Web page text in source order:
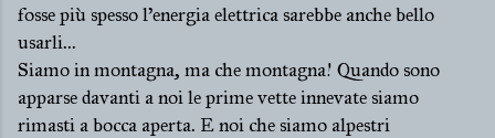
fosse più spesso l'energia elettrica sarebbe anche bello
usarli...
Siamo in montagna, ma che montagna! Quando sono
apparse davanti a noi le prime vette innevate siamo
rimasti a bocca aperta. E noi che siamo alpestri